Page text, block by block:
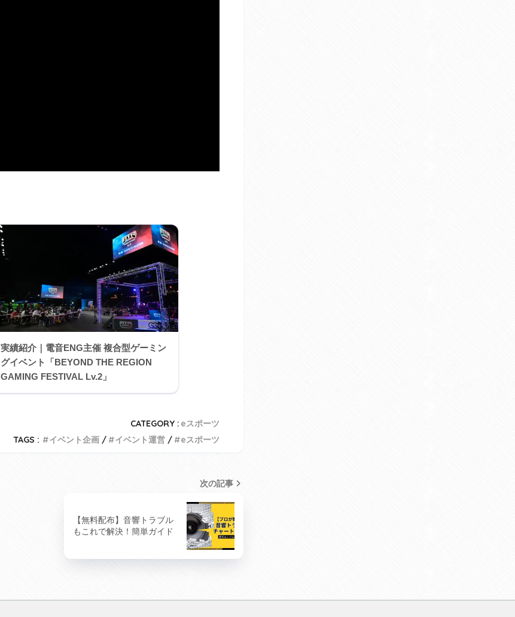
実績紹介｜電音ENG主催 複合型ゲーミン
グイベント「BEYOND THE REGION
GAMING FESTIVAL Lv.2」
CATEGORY : eスポーツ
TAGS :
イベント企画 イベント運営 eスポーツ
次の記事
【無料配布】音響トラブル
もこれで解決！簡単ガイド